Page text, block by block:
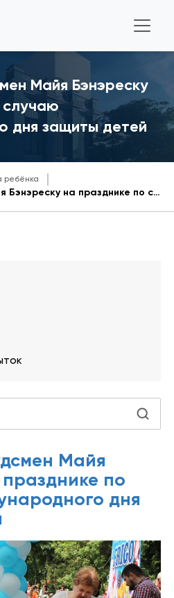
Майя Бэнэреску
случаю
дня защиты детей
ребёнка
Детский Омбудсмен Майя Бэнэреску на празднике по случаю Международного дня защиты детей
Майя
по
дня